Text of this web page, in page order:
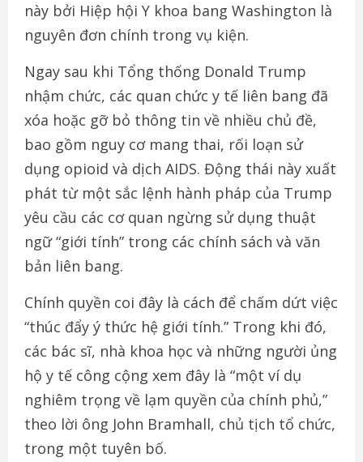
này bởi Hiệp hội Y khoa bang Washington là
nguyên đơn chính trong vụ kiện.
Ngay sau khi Tổng thống Donald Trump
nhậm chức, các quan chức y tế liên bang đã
xóa hoặc gỡ bỏ thông tin về nhiều chủ đề,
bao gồm nguy cơ mang thai, rối loạn sử
dụng opioid và dịch AIDS. Động thái này xuất
phát từ một sắc lệnh hành pháp của Trump
yêu cầu các cơ quan ngừng sử dụng thuật
ngữ “giới tính” trong các chính sách và văn
bản liên bang.
Chính quyền coi đây là cách để chấm dứt việc
“thúc đẩy ý thức hệ giới tính.” Trong khi đó,
các bác sĩ, nhà khoa học và những người ủng
hộ y tế công cộng xem đây là “một ví dụ
nghiêm trọng về lạm quyền của chính phủ,”
theo lời ông John Bramhall, chủ tịch tổ chức,
trong một tuyên bố.